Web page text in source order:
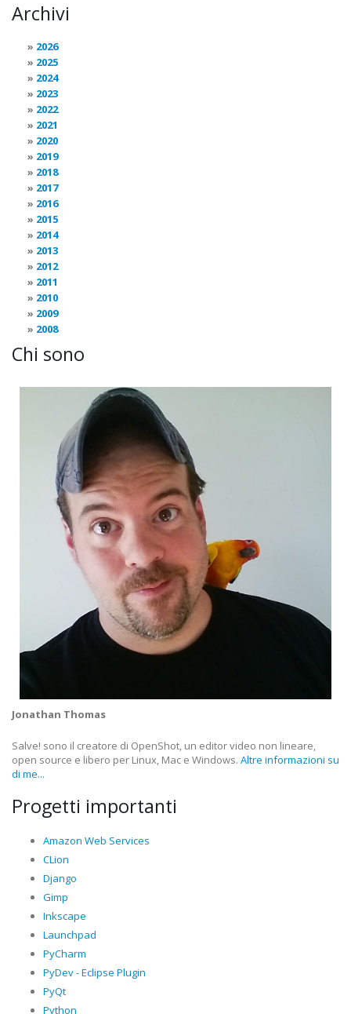
Archivi
2026
2025
2024
2023
2022
2021
2020
2019
2018
2017
2016
2015
2014
2013
2012
2011
2010
2009
2008
Chi sono
Jonathan Thomas
Salve! sono il creatore di OpenShot, un editor video non lineare,
open source e libero per Linux, Mac e Windows. Altre informazioni su
di me...
Progetti importanti
Amazon Web Services
CLion
Django
Gimp
Inkscape
Launchpad
PyCharm
PyDev - Eclipse Plugin
PyQt
Python